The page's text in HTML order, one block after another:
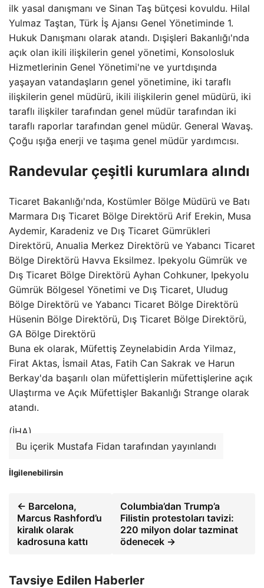
ilk yasal danışmanı ve Sinan Taş bütçesi kovuldu. Hilal
Yulmaz Taştan, Türk İş Ajansı Genel Yönetiminde 1.
Hukuk Danışmanı olarak atandı. Dışişleri Bakanlığı'nda
açık olan ikili ilişkilerin genel yönetimi, Konsolosluk
Hizmetlerinin Genel Yönetimi'ne ve yurtdışında
yaşayan vatandaşların genel yönetimine, iki taraflı
ilişkilerin genel müdürü, ikili ilişkilerin genel müdürü, iki
taraflı ilişkiler tarafından genel müdür tarafından iki
taraflı raporlar tarafından genel müdür. General Wavaş.
Çoğu ışığa enerji ve taşıma genel müdür yardımcısı.
Randevular çeşitli kurumlara alındı
Ticaret Bakanlığı'nda, Kostümler Bölge Müdürü ve Batı
Marmara Dış Ticaret Bölge Direktörü Arif Erekin, Musa
Aydemir, Karadeniz ve Dış Ticaret Gümrükleri
Direktörü, Anualia Merkez Direktörü ve Yabancı Ticaret
Bölge Direktörü Havva Eksilmez. Ipekyolu Gümrük ve
Dış Ticaret Bölge Direktörü Ayhan Cohkuner, Ipekyolu
Gümrük Bölgesel Yönetimi ve Dış Ticaret, Uludug
Bölge Direktörü ve Yabancı Ticaret Bölge Direktörü
Hüsenin Bölge Direktörü, Dış Ticaret Bölge Direktörü,
GA Bölge Direktörü
Buna ek olarak, Müfettiş Zeynelabidin Arda Yilmaz,
Firat Aktas, İsmail Atas, Fatih Can Sakrak ve Harun
Berkay'da başarılı olan müfettişlerin müfettişlerine açık
Ulaştırma ve Açık Müfettişler Bakanlığı Strange olarak
atandı.
(İHA)
Bu içerik Mustafa Fidan tarafından yayınlandı
İlgilenebilirsin
← Barcelona,
Marcus Rashford’u
kiralık olarak
kadrosuna kattı
Columbia’dan Trump’a
Filistin protestoları tavizi:
220 milyon dolar tazminat
ödenecek →
Tavsiye Edilen Haberler